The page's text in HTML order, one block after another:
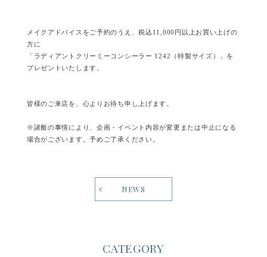
メイクアドバイスをご予約のうえ、税込11,000円以上お買い上げの
方に
「ラディアントクリーミーコンシーラー 1242（特製サイズ）」を
プレゼントいたします。
皆様のご来店を、心よりお待ち申し上げます。
※諸般の事情により、企画・イベント内容が変更または中止になる
場合がございます。予めご了承ください。
NEWS
CATEGORY